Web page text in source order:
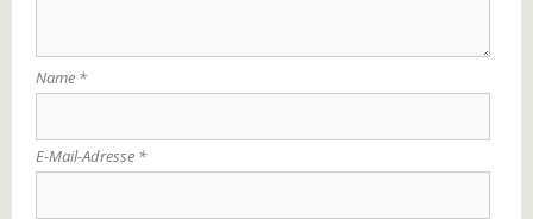
Name *
E-Mail-Adresse *